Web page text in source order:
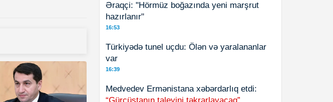
Əraqçi: "Hörmüz boğazında yeni marşrut
hazırlanır"
16:53
Türkiyədə tunel uçdu: Ölən və yaralananlar
var
16:39
Medvedev Ermənistana xəbərdarlıq etdi: